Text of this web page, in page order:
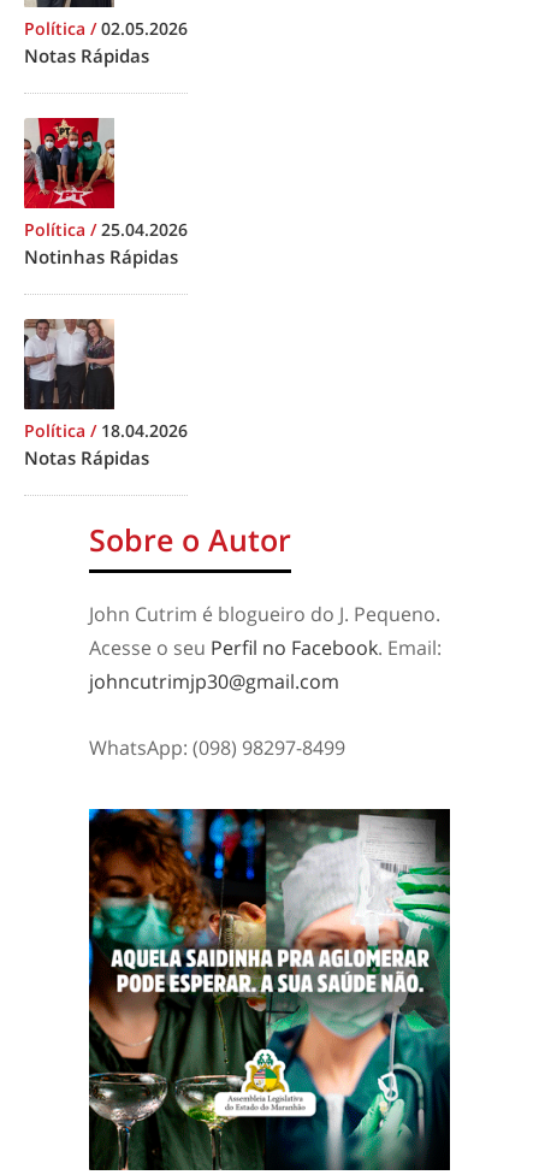
Política /02.05.2026
Notas Rápidas
Política /25.04.2026
Notinhas Rápidas
Política / 18.04.2026
Notas Rápidas
Sobre o Autor
John Cutrim é blogueiro do J. Pequeno.
Acesse o seu Perfil no Facebook. Email:
johncutrimjp30@gmail.com
WhatsApp: (098) 98297-8499